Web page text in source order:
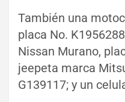
También una
placa No.
Nissan Murano,
jeepeta marca
G139117; y un